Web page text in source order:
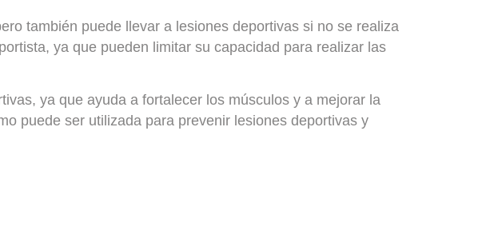
también puede llevar a lesiones deportivas si no se realiza
ya que pueden limitar su capacidad para realizar las
, ya que ayuda a fortalecer los músculos y a mejorar la
puede ser utilizada para prevenir lesiones deportivas y